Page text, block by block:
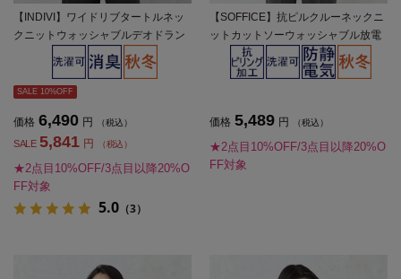
【INDIVI】ワイドリブタートルネッ
クニットウォッシャブルデオドラン
ト無地秋冬【レディース】
SALE 10%OFF
価格 6,490 円 （税込）
SALE 5,841 円 （税込）
★2点目10%OFF/3点目以降20%O
FF対象
5.0 （3）
【SOFFICE】抗ピルクルーネックニ
ットカットソーウォッシャブル放電
抗ピリング秋冬【レディース】
価格 5,489 円 （税込）
★2点目10%OFF/3点目以降20%O
FF対象